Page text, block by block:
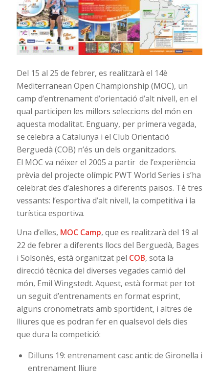
Del 15 al 25 de febrer, es realitzarà el 14è
Mediterranean Open Championship (MOC), un
camp d’entrenament d’orientació d’alt nivell, en el
qual participen les millors seleccions del món en
aquesta modalitat. Enguany, per primera vegada,
se celebra a Catalunya i el Club Orientació
Berguedà (COB) n’és un dels organitzadors.
El MOC va néixer el 2005 a partir de l’experiència
prèvia del projecte olímpic PWT World Series i s’ha
celebrat des d’aleshores a diferents països. Té tres
vessants: l’esportiva d’alt nivell, la competitiva i la
turística esportiva.
Una d’elles, MOC Camp, que es realitzarà del 19 al
22 de febrer a diferents llocs del Berguedà, Bages
i Solsonès, està organitzat pel COB, sota la
direcció tècnica del diverses vegades camió del
món, Emil Wingstedt. Aquest, està format per tot
un seguit d’entrenaments en format esprint,
alguns cronometrats amb sportident, i altres de
lliures que es podran fer en qualsevol dels dies
que dura la competició:
Dilluns 19: entrenament casc antic de Gironella i
entrenament lliure